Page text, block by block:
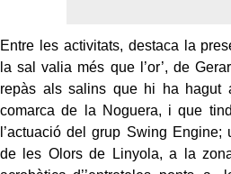
Entre les activitats, destaca la
la sal valia més que l’or’, de
repàs als salins que hi ha
comarca de la Noguera, i que
l’actuació del grup Swing
de les Olors de Linyola, a la